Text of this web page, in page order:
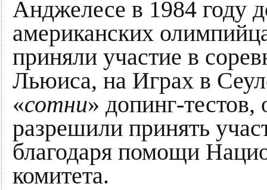
Анджелесе в 1984 году
американских
приняли участие в
Льюиса, на Играх в
«сотни» допинг-тестов,
разрешили принять
благодаря помощи
комитета.